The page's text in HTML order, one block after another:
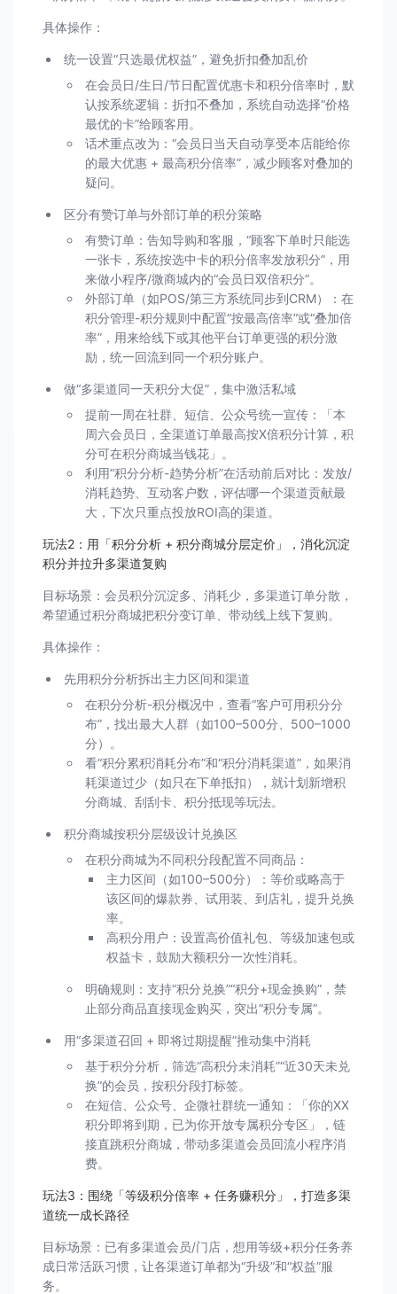
具体操作：
统一设置“只选最优权益”，避免折扣叠加乱价
在会员日/生日/节日配置优惠卡和积分倍率时，默
认按系统逻辑：折扣不叠加，系统自动选择“价格
最优的卡”给顾客用。
话术重点改为：“会员日当天自动享受本店能给你
的最大优惠 + 最高积分倍率”，减少顾客对叠加的
疑问。
区分有赞订单与外部订单的积分策略
有赞订单：告知导购和客服，“顾客下单时只能选
一张卡，系统按选中卡的积分倍率发放积分”，用
来做小程序/微商城内的“会员日双倍积分”。
外部订单（如POS/第三方系统同步到CRM）：在
积分管理-积分规则中配置“按最高倍率”或“叠加倍
率”，用来给线下或其他平台订单更强的积分激
励，统一回流到同一个积分账户。
做“多渠道同一天积分大促”，集中激活私域
提前一周在社群、短信、公众号统一宣传：「本
周六会员日，全渠道订单最高按X倍积分计算，积
分可在积分商城当钱花」。
利用“积分分析-趋势分析”在活动前后对比：发放/
消耗趋势、互动客户数，评估哪一个渠道贡献最
大，下次只重点投放ROI高的渠道。
玩法2：用「积分分析 + 积分商城分层定价」，消化沉淀
积分并拉升多渠道复购
目标场景：会员积分沉淀多、消耗少，多渠道订单分散，
希望通过积分商城把积分变订单、带动线上线下复购。
具体操作：
先用积分分析拆出主力区间和渠道
在积分分析-积分概况中，查看“客户可用积分分
布”，找出最大人群（如100–500分、500–1000
分）。
看“积分累积消耗分布”和“积分消耗渠道”，如果消
耗渠道过少（如只在下单抵扣），就计划新增积
分商城、刮刮卡、积分抵现等玩法。
积分商城按积分层级设计兑换区
在积分商城为不同积分段配置不同商品：
主力区间（如100–500分）：等价或略高于
该区间的爆款券、试用装、到店礼，提升兑换
率。
高积分用户：设置高价值礼包、等级加速包或
权益卡，鼓励大额积分一次性消耗。
明确规则：支持“积分兑换”“积分+现金换购”，禁
止部分商品直接现金购买，突出“积分专属”。
用“多渠道召回 + 即将过期提醒”推动集中消耗
基于积分分析，筛选“高积分未消耗”“近30天未兑
换”的会员，按积分段打标签。
在短信、公众号、企微社群统一通知：「你的XX
积分即将到期，已为你开放专属积分专区」，链
接直跳积分商城，带动多渠道会员回流小程序消
费。
玩法3：围绕「等级积分倍率 + 任务赚积分」，打造多渠
道统一成长路径
目标场景：已有多渠道会员/门店，想用等级+积分任务养
成日常活跃习惯，让各渠道订单都为“升级”和“权益”服
务。